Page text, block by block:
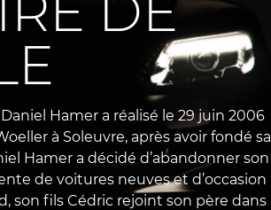
Hamer a réalisé le 29 juin 2006
à Soleuvre, après avoir fondé sa
Hamer a décidé d’abandonner son
de voitures neuves et d’occasion
son fils Cédric rejoint son père dans